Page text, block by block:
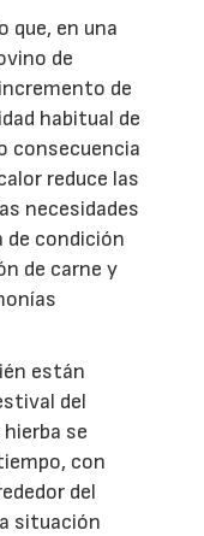
que, en una
de
de
habitual de
consecuencia
reduce las
necesidades
de condición
de carne y
están
del
se
con
del
situación